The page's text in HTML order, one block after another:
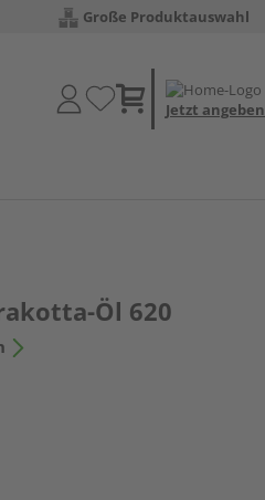
Große Produktauswahl
Jetzt angeben
Öl 620